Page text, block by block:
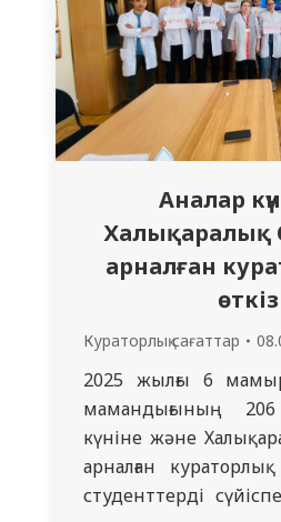
Аналар
Халықаралық
арналған
Кураторлық сағаттар
2025 жылғы 6
мамандығының
күніне және
арналған
студенттерді